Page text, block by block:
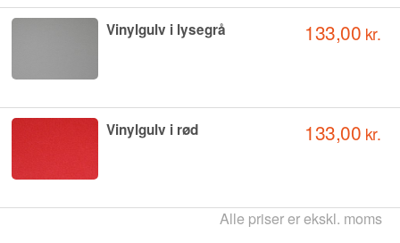
Vinylgulv i lysegrå 133,00 kr.
Vinylgulv i rød 133,00 kr.
Alle priser er ekskl. moms